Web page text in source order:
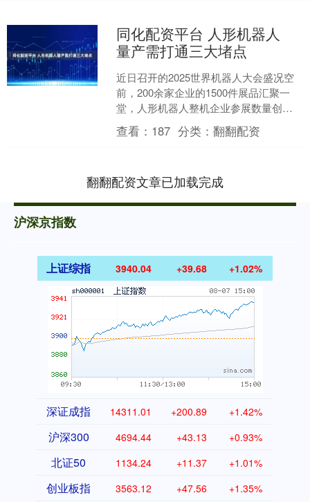
同化配资平台 人形机器人
量产需打通三大堵点
近日召开的2025世界机器人大会盛况空
前，200余家企业的1500件展品汇聚一
堂，人形机器人整机企业参展数量创下
历史之最。这场盛会不仅是技术成果的
集中展示，更折....
查看： 187 分类：翻翻配资
翻翻配资文章已加载完成
沪深京指数
上证综指 3940.04 +39.68 +1.02%
深证成指 14311.01 +200.89 +1.42%
沪深300 4694.44 +43.13 +0.93%
北证50 1134.24 +11.37 +1.01%
创业板指 3563.12 +47.56 +1.35%